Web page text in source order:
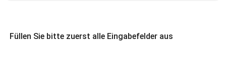
Füllen Sie bitte zuerst alle Eingabefelder aus